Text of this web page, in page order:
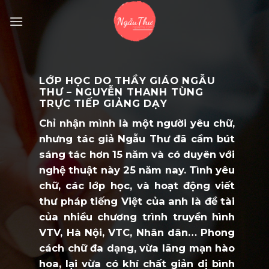
LỚP HỌC DO THẦY GIÁO NGẪU
THƯ – NGUYỄN THANH TÙNG
TRỰC TIẾP GIẢNG DẠY
Chỉ nhận mình là một người yêu chữ,
nhưng tác giả Ngẫu Thư đã cầm bút
sáng tác hơn 15 năm và có duyên với
nghệ thuật này 25 năm nay. Tình yêu
chữ, các lớp học, và hoạt động viết
thư pháp tiếng Việt của anh là đề tài
của nhiều chương trình truyền hình
VTV, Hà Nội, VTC, Nhân dân… Phong
cách chữ đa dạng, vừa lãng mạn hào
hoa, lại vừa có khí chất giản dị bình